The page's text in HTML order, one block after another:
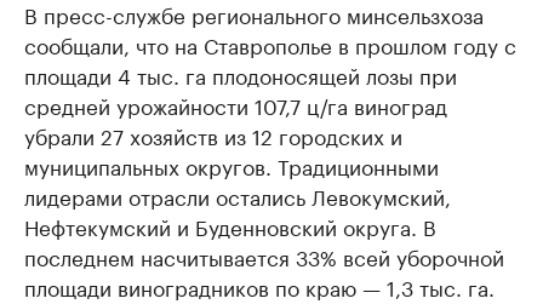
В пресс-службе регионального минсельзхоза
сообщали, что на Ставрополье в прошлом году с
площади 4 тыс. га плодоносящей лозы при
средней урожайности 107,7 ц/га виноград
убрали 27 хозяйств из 12 городских и
муниципальных округов. Традиционными
лидерами отрасли остались Левокумский,
Нефтекумский и Буденновский округа. В
последнем насчитывается 33% всей уборочной
площади виноградников по краю — 1,3 тыс. га.